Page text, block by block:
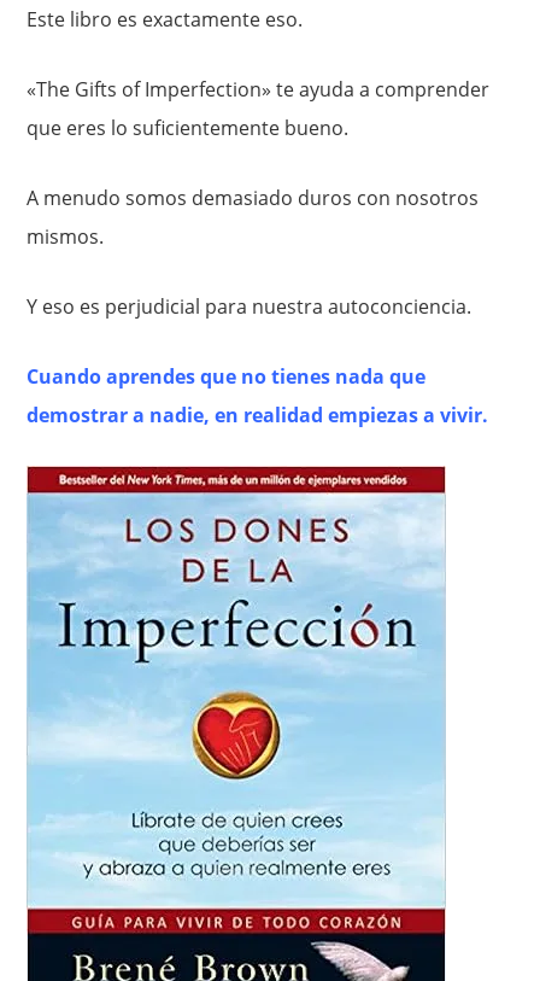
Este libro es exactamente eso.
«The Gifts of Imperfection» te ayuda a comprender
que eres lo suficientemente bueno.
A menudo somos demasiado duros con nosotros
mismos.
Y eso es perjudicial para nuestra autoconciencia.
Cuando aprendes que no tienes nada que
demostrar a nadie, en realidad empiezas a vivir.